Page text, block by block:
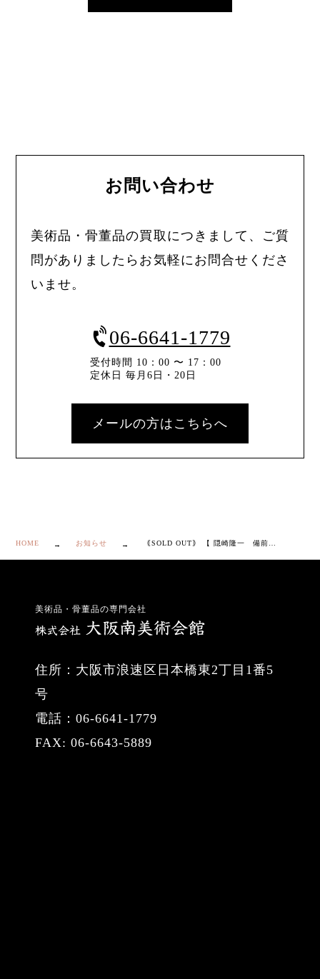
お問い合わせ
美術品・骨董品の買取につきまして、ご質
問がありましたらお気軽にお問合せくださ
いませ。
06-6641-1779
受付時間 10：00 〜 17：00
定休日 毎月6日・20日
メールの方はこちらへ
HOME お知らせ
美術品・骨董品の専門会社
住所：大阪市浪速区日本橋東2丁目1番5
号
電話：06-6641-1779
FAX: 06-6643-5889